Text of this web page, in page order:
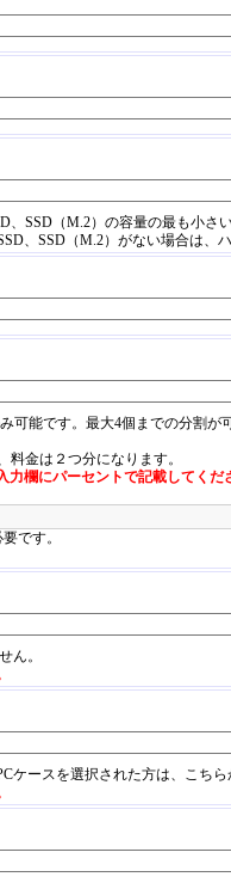
SSD（M.2）の容量の最も小さ
、SSD（M.2）がない場合は、
可能です。最大4個までの分割
金は２つ分になります。
欄にパーセントで記載してくだ
です。
ん。
ースを選択された方は、こちら